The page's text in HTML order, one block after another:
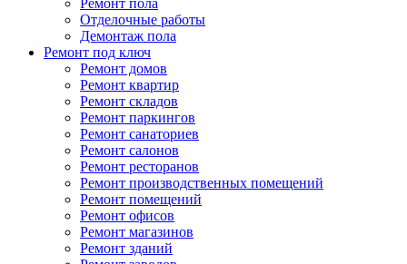
Ремонт пола
Отделочные работы
Демонтаж пола
Ремонт под ключ
Ремонт домов
Ремонт квартир
Ремонт складов
Ремонт паркингов
Ремонт санаториев
Ремонт салонов
Ремонт ресторанов
Ремонт производственных помещений
Ремонт помещений
Ремонт офисов
Ремонт магазинов
Ремонт зданий